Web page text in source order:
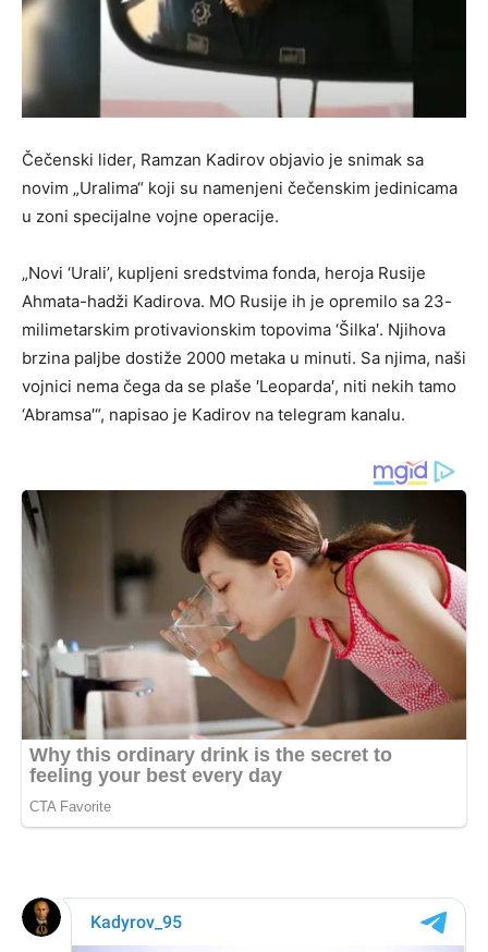
Čečenski lider, Ramzan Kadirov objavio je snimak sa
novim „Uralima“ koji su namenjeni čečenskim jedinicama
u zoni specijalne vojne operacije.
„Novi ‘Urali’, kupljeni sredstvima fonda, heroja Rusije
Ahmata-hadži Kadirova. MO Rusije ih je opremilo sa 23-
milimetarskim protivavionskim topovima ‘Šilka′. Njihova
brzina paljbe dostiže 2000 metaka u minuti. Sa njima, naši
vojnici nema čega da se plaše ′Leoparda′, niti nekih tamo
‘Abramsa′“, napisao je Kadirov na telegram kanalu.